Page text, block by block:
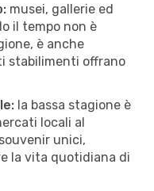
musei, gallerie ed
il tempo non è
è anche
stabilimenti offrano
la bassa stagione è
locali al
unici,
la vita quotidiana di